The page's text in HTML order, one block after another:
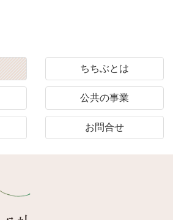
ちちぶとは
公共の事業
お問合せ